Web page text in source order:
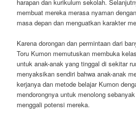
harapan dan kurikulum sekolah.
membuat mereka merasa nyaman
masa depan dan menguatkan karakter
Karena dorongan dan permintaan dari
Toru Kumon memutuskan membuka
untuk anak-anak yang tinggal di sekitar
menyaksikan sendiri bahwa anak-anak
kerjanya dan metode belajar Kumon
mendorongnya untuk menolong
menggali potensi mereka.